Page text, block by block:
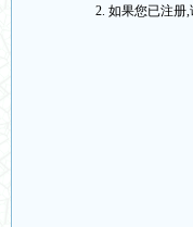
如果您已注册